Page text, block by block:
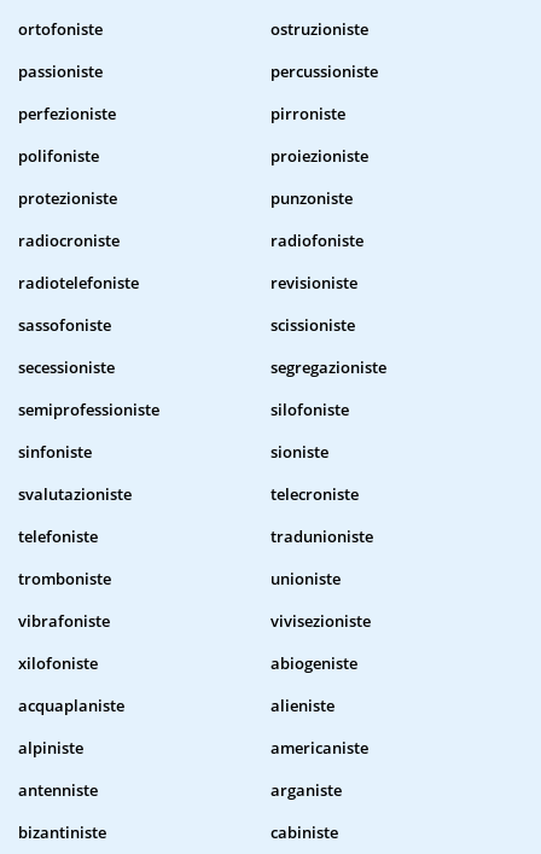
ortofoniste
ostruzioniste
passioniste
percussioniste
perfezioniste
pirroniste
polifoniste
proiezioniste
protezioniste
punzoniste
radiocroniste
radiofoniste
radiotelefoniste
revisioniste
sassofoniste
scissioniste
secessioniste
segregazioniste
semiprofessioniste
silofoniste
sinfoniste
sioniste
svalutazioniste
telecroniste
telefoniste
tradunioniste
tromboniste
unioniste
vibrafoniste
vivisezioniste
xilofoniste
abiogeniste
acquaplaniste
alieniste
alpiniste
americaniste
antenniste
arganiste
bizantiniste
cabiniste